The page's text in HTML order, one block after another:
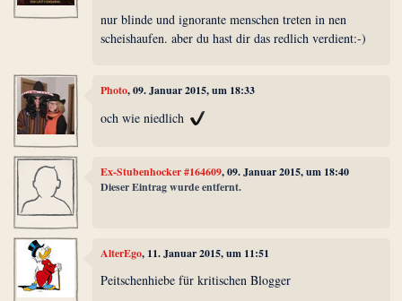
nur blinde und ignorante menschen treten in nen
scheishaufen. aber du hast dir das redlich verdient:-)
Photo, 09. Januar 2015, um 18:33
och wie niedlich
Ex-Stubenhocker #164609, 09. Januar 2015, um 18:40
Dieser Eintrag wurde entfernt.
AlterEgo, 11. Januar 2015, um 11:51
Peitschenhiebe für kritischen Blogger